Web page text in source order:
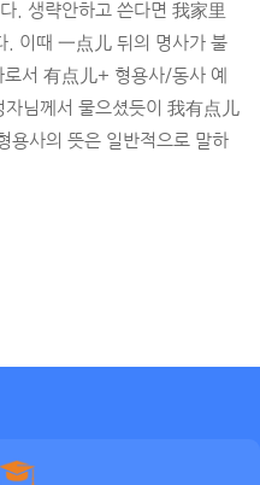
. 생략안하고 쓴다면 我家里
. 이때 一点儿 뒤의 명사가 불
서 有点儿+ 형용사/동사 예
님께서 물으셨듯이 我有点儿
용사의 뜻은 일반적으로 말하